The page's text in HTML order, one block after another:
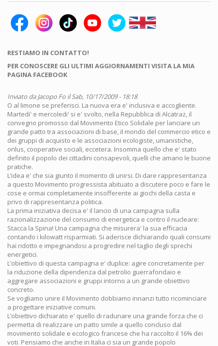
RESTIAMO IN CONTATTO!
PER CONOSCERE GLI ULTIMI AGGIORNAMENTI VISITA LA MIA
PAGINA FACEBOOK
Inviato daJacopo Fo il Sab, 10/17/2009 - 18:18
O al limone se preferisci. La nuova era e' inclusiva e accogliente.
Martedi' e mercoledi' si e' svolto, nella Repubblica di Alcatraz, il
convegno promosso dal Movimento Etico Solidale per lanciare un
grande patto tra associazioni di base, il mondo del commercio etico e
dei gruppi di acquisto e le associazioni ecologiste, umanistiche,
onlus, cooperative sociali, eccetera. Insomma quello che e' stato
definito il popolo dei cittadini consapevoli, quelli che amano le buone
pratiche.
L’idea e' che sia giunto il momento di unirsi. Di dare rappresentanza
a questo Movimento progressista abituato a discutere poco e fare le
cose e ormai completamente insofferente ai giochi della casta e
privo di rappresentanza politica.
La prima iniziativa decisa e' il lancio di una campagna sulla
razionalizzazione del consumo di energetica e contro il nucleare:
Stacca la Spina! Una campagna che misurera' la sua efficacia
contando i kilowatt risparmiati. Si aderisce dichiarando quali consumi
hai ridotto e impegnandosi a progredire nel taglio degli sprechi
energetici.
L’obiettivo di questa campagna e' duplice: agire concretamente per
la riduzione della dipendenza dal petrolio guerrafondaio e
aggregare associazioni e gruppi intorno a un grande obiettivo
concreto.
Se vogliamo unire il Movimento dobbiamo innanzi tutto ricominciare
a progettare iniziative comuni.
L’obiettivo dichiarato e' quello di radunare una grande forza che ci
permetta di realizzare un patto simile a quello concluso dal
movimento solidale e ecologico francese che ha raccolto il 16% dei
voti. Pensiamo che anche in Italia ci sia un grande popolo